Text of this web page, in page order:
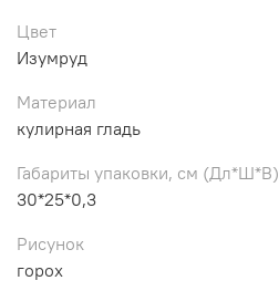
Цвет
Изумруд
Материал
кулирная гладь
Габариты упаковки, см (Дл*Ш*В)
30*25*0,3
Рисунок
горох